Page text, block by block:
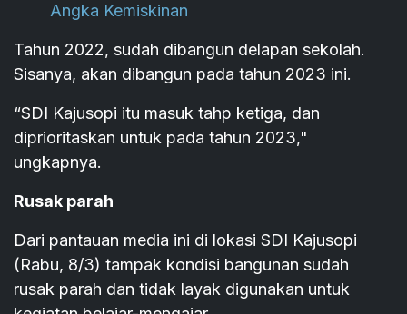
Angka Kemiskinan
Tahun 2022, sudah dibangun delapan sekolah.
Sisanya, akan dibangun pada tahun 2023 ini.
“SDI Kajusopi itu masuk tahp ketiga, dan
diprioritaskan untuk pada tahun 2023,"
ungkapnya.
Rusak parah
Dari pantauan media ini di lokasi SDI Kajusopi
(Rabu, 8/3) tampak kondisi bangunan sudah
rusak parah dan tidak layak digunakan untuk